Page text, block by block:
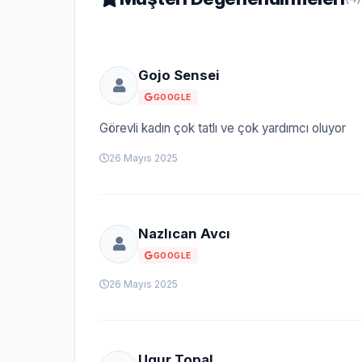
Gojo Sensei
GOOGLE
Görevli kadın çok tatlı ve çok yardımcı oluyor
26 Mayıs 2025
Nazlıcan Avcı
GOOGLE
26 Mayıs 2025